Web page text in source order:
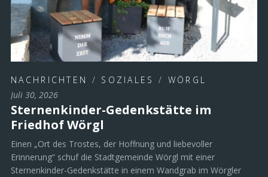
NACHRICHTEN / SOZIALES / WÖRGL
Juli 30, 2026
Sternenkinder-Gedenkstätte im
Friedhof Wörgl
Einen „Ort des Trostes, der Hoffnung und liebevoller
Erinnerung“ schuf die Stadtgemeinde Wörgl mit einer
Sternenkinder-Gedenkstätte in einem Wandgrab im Wörgler